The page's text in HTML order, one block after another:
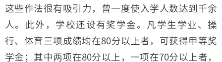
这些作法很有吸引力，曾一度使入学人数达到千余
人。此外，学校还设有奖学金。凡学生学业、操
行、体育三项成绩均在80分以上者，可获得甲等奖
学金；其中两项在80分以上，一项在70分以上者，